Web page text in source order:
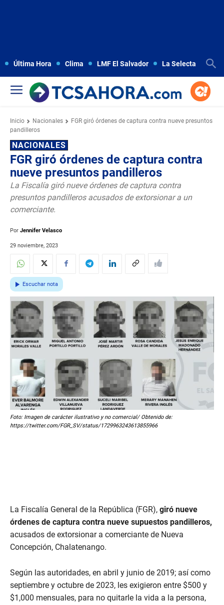
Última Hora Clima LMF El Salvador La Selecta
Inicio Nacionales
FGR giró órdenes de captura contra nueve presuntos
pandilleros
NACIONALES
FGR giró órdenes de captura contra
nueve presuntos pandilleros
La Fiscalía giró nueve órdenes de captura contra
presuntos pandilleros acusados de extorsionar a un
comerciante.
Por Jennifer Velasco
29 noviembre, 2023
Escuchar nota
Foto: Imagen de carácter ilustrativo y no comercial/ Obtenido de:
https://twitter.com/FGR_SV/status/1729963243613855966
La Fiscalía General de la República (FGR), giró nueve
órdenes de captura contra nueve supuestos pandilleros,
acusados de extorsionar a comerciante de Nueva
Concepción, Chalatenango.
Según las autoridades, en abril y junio de 2019; así como
septiembre y octubre de 2023, les exigieron entre $500 y
$1,000 mensuales, para no quitarle la vida a la persona,